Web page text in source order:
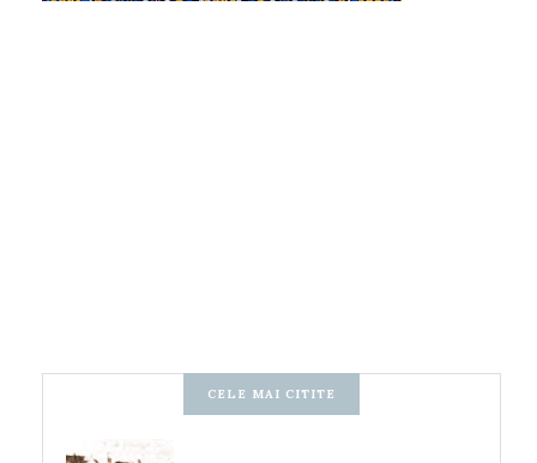
CELE MAI CITITE